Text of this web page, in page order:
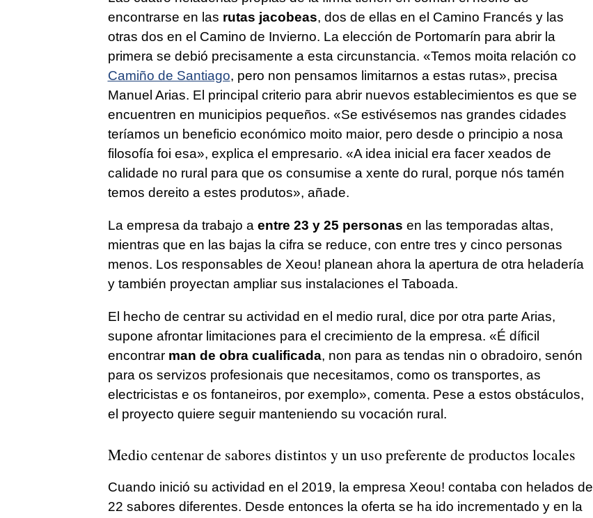
encontrarse en las rutas jacobeas, dos de ellas en el Camino Francés y las
otras dos en el Camino de Invierno. La elección de Portomarín para abrir la
primera se debió precisamente a esta circunstancia. «Temos moita relación co
Camiño de Santiago, pero non pensamos limitarnos a estas rutas», precisa
Manuel Arias. El principal criterio para abrir nuevos establecimientos es que se
encuentren en municipios pequeños. «Se estivésemos nas grandes cidades
teríamos un beneficio económico moito maior, pero desde o principio a nosa
filosofía foi esa», explica el empresario. «A idea inicial era facer xeados de
calidade no rural para que os consumise a xente do rural, porque nós tamén
temos dereito a estes produtos», añade.
La empresa da trabajo a entre 23 y 25 personas en las temporadas altas,
mientras que en las bajas la cifra se reduce, con entre tres y cinco personas
menos. Los responsables de Xeou! planean ahora la apertura de otra heladería
y también proyectan ampliar sus instalaciones el Taboada.
El hecho de centrar su actividad en el medio rural, dice por otra parte Arias,
supone afrontar limitaciones para el crecimiento de la empresa. «É díficil
encontrar man de obra cualificada, non para as tendas nin o obradoiro, senón
para os servizos profesionais que necesitamos, como os transportes, as
electricistas e os fontaneiros, por exemplo», comenta. Pese a estos obstáculos,
el proyecto quiere seguir manteniendo su vocación rural.
Medio centenar de sabores distintos y un uso preferente de productos locales
Cuando inició su actividad en el 2019, la empresa Xeou! contaba con helados de
22 sabores diferentes. Desde entonces la oferta se ha ido incrementado y en la